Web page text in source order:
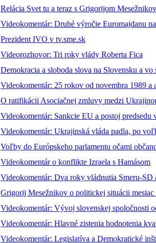
Relácia Svet tu a teraz s Grigorijom
Videokomentár: Druhé výročie Euromajdanu
Prezident IVO v tv.sme.sk
Videorozhovor: Tri roky vlády Roberta Fica
Demokracia a sloboda slova na Slovensku a vo
Videokomentár: 25 rokov od novembra 1989
O ratifikácii Asociačnej zmluvy medzi
Videokomentár: Sankcie EU a postoj predsedu
Videokomentár: Ukrajinská vláda padla, po
Voľby do Európskeho parlamentu očami
Videokomentár o konflikte Izraela s Hamásom
Videokomentár: Dva roky vládnutia Smeru-
Grigorij Mesežnikov o politickej situácii
Videokomentár: Vývoj slovenskej spoločnosti
Videokomentár: Hlavné zistenia hodnotenia
Videokomentár: Legislatíva a Demokratické